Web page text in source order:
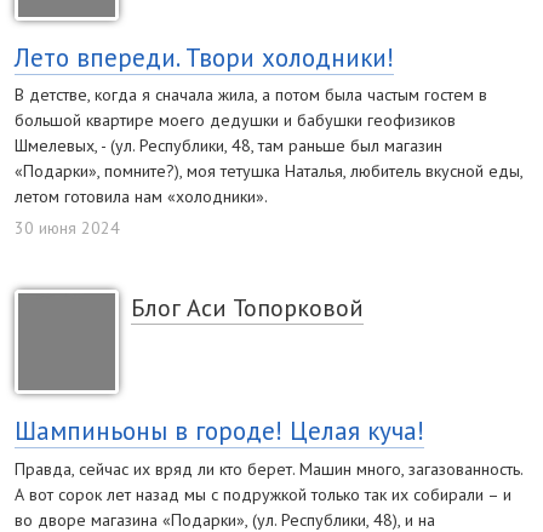
Лето впереди. Твори холодники!
В детстве, когда я сначала жила, а потом была частым гостем в
большой квартире моего дедушки и бабушки геофизиков
Шмелевых, - (ул. Республики, 48, там раньше был магазин
«Подарки», помните?), моя тетушка Наталья, любитель вкусной еды,
летом готовила нам «холодники».
30 июня 2024
Блог Аси Топорковой
Шампиньоны в городе! Целая куча!
Правда, сейчас их вряд ли кто берет. Машин много, загазованность.
А вот сорок лет назад мы с подружкой только так их собирали – и
во дворе магазина «Подарки», (ул. Республики, 48), и на